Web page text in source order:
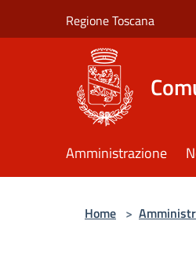
Regione Toscana
Amministrazione
Home >